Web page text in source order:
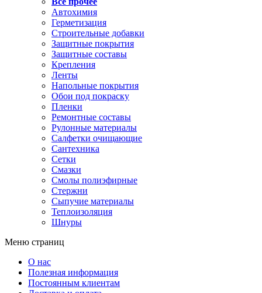
Автохимия
Герметизация
Строительные добавки
Защитные покрытия
Защитные составы
Крепления
Ленты
Напольные покрытия
Обои под покраску
Пленки
Ремонтные составы
Рулонные материалы
Салфетки очищающие
Сантехника
Сетки
Смазки
Смолы полиэфирные
Стержни
Сыпучие материалы
Теплоизоляция
Шнуры
Меню страниц
О нас
Полезная информация
Постоянным клиентам